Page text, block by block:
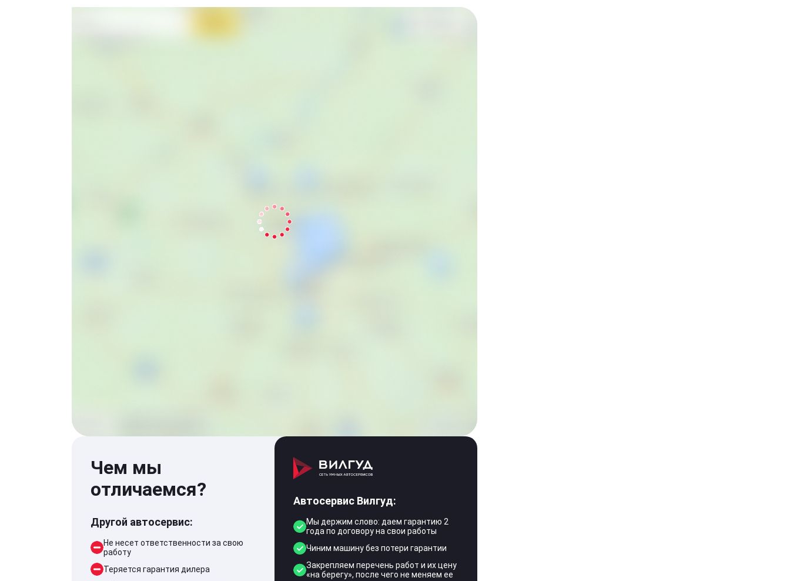
Чем мы
отличаемся?
Другой автосервис:
Не несет ответственности за свою
работу
Теряется гарантия дилера
Автосервис Вилгуд:
Мы держим слово: даем гарантию 2
года по договору на свои работы
Чиним машину без потери гарантии
Закрепляем перечень работ и их цену
«на берегу», после чего не меняем ее